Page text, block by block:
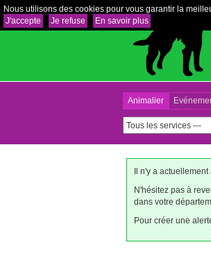
Nous utilisons des cookies pour vous garantir la
J'accepte
Je refuse En savoir plus
Animalier
Il n'y a
N'hésitez pas à
dans votre
Pour créer une